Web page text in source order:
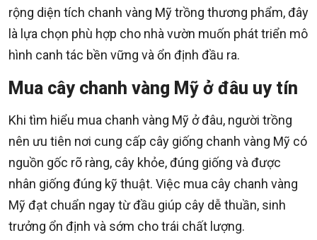
rộng diện tích chanh vàng Mỹ trồng thương phẩm, đây
là lựa chọn phù hợp cho nhà vườn muốn phát triển mô
hình canh tác bền vững và ổn định đầu ra.
Mua cây chanh vàng Mỹ ở đâu uy tín
Khi tìm hiểu mua chanh vàng Mỹ ở đâu, người trồng
nên ưu tiên nơi cung cấp cây giống chanh vàng Mỹ có
nguồn gốc rõ ràng, cây khỏe, đúng giống và được
nhân giống đúng kỹ thuật. Việc mua cây chanh vàng
Mỹ đạt chuẩn ngay từ đầu giúp cây dễ thuần, sinh
trưởng ổn định và sớm cho trái chất lượng.